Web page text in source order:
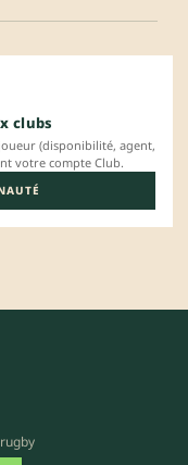
clubs
(disponibilité, agent,
votre compte Club.